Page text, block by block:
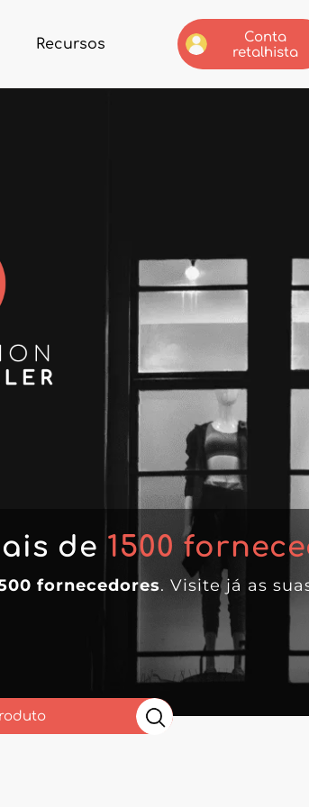
Recursos
Conta
retalhista
de 1500
fornecedores. Visite já as